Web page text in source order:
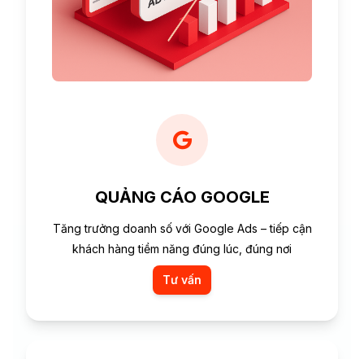
QUẢNG CÁO GOOGLE
Tăng trưởng doanh số với Google Ads – tiếp cận
khách hàng tiềm năng đúng lúc, đúng nơi
Tư vấn